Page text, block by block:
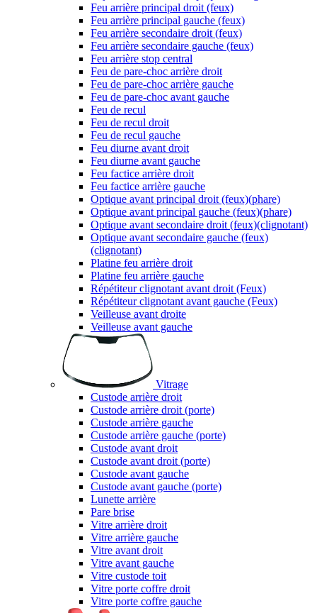
Feu arrière principal droit (feux)
Feu arrière principal gauche (feux)
Feu arrière secondaire droit (feux)
Feu arrière secondaire gauche (feux)
Feu arrière stop central
Feu de pare-choc arrière droit
Feu de pare-choc arrière gauche
Feu de pare-choc avant gauche
Feu de recul
Feu de recul droit
Feu de recul gauche
Feu diurne avant droit
Feu diurne avant gauche
Feu factice arrière droit
Feu factice arrière gauche
Optique avant principal droit (feux)(phare)
Optique avant principal gauche (feux)(phare)
Optique avant secondaire droit (feux)(clignotant)
Optique avant secondaire gauche (feux)
(clignotant)
Platine feu arrière droit
Platine feu arrière gauche
Répétiteur clignotant avant droit (Feux)
Répétiteur clignotant avant gauche (Feux)
Veilleuse avant droite
Veilleuse avant gauche
Vitrage
Custode arrière droit
Custode arrière droit (porte)
Custode arrière gauche
Custode arrière gauche (porte)
Custode avant droit
Custode avant droit (porte)
Custode avant gauche
Custode avant gauche (porte)
Lunette arrière
Pare brise
Vitre arrière droit
Vitre arrière gauche
Vitre avant droit
Vitre avant gauche
Vitre custode toit
Vitre porte coffre droit
Vitre porte coffre gauche